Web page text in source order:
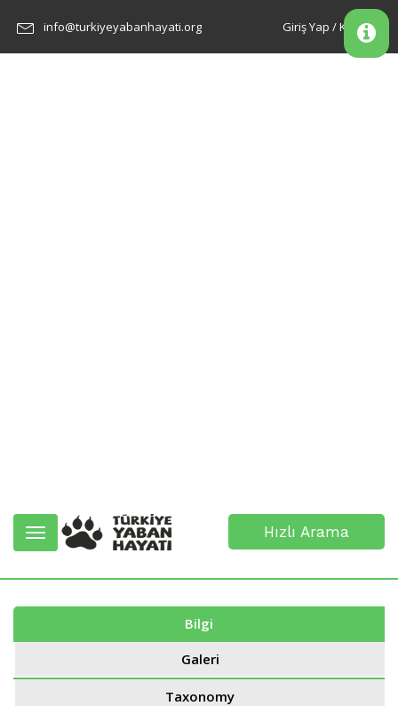
info@turkiyeyabanhayati.org Giriş Yap / Kayıt Ol
Toggle
navigation
Hızlı Arama
Bilgi
Galeri
Taxonomy